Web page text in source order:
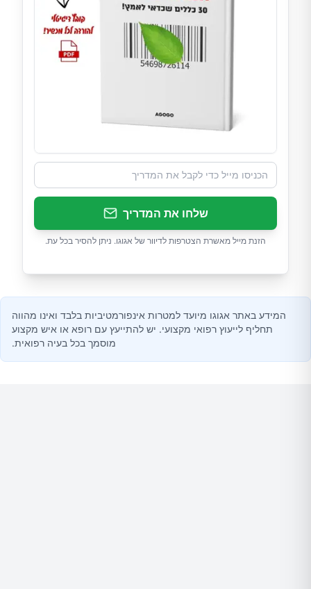
שלחו את המדריך
הזנת מייל מאשרת הצטרפות לדיוור של אגוגו. ניתן להסיר בכל עת.
המידע באתר אגוגו מיועד למטרות אינפורמטיביות בלבד ואינו מהווה
תחליף לייעוץ רפואי מקצועי. יש להתייעץ עם רופא או איש מקצוע
מוסמך בכל בעיה רפואית.